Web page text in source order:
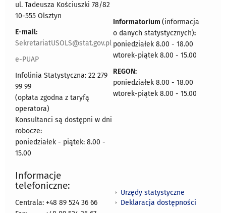
ul. Tadeusza Kościuszki 78/82
10-555 Olsztyn
E-mail:
SekretariatUSOLS@stat.gov.pl
e-PUAP
Infolinia Statystyczna: 22 279
99 99
(opłata zgodna z taryfą
operatora)
Konsultanci są dostępni w dni
robocze:
poniedziałek - piątek: 8.00 -
15.00
Informatorium (informacja
o danych statystycznych):
poniedziałek 8.00 - 18.00
wtorek-piątek 8.00 - 15.00
REGON:
poniedziałek 8.00 - 18.00
wtorek-piątek 8.00 - 15.00
Informacje
telefoniczne:
Centrala: +48 89 524 36 66
Urzędy statystyczne
Deklaracja dostępności